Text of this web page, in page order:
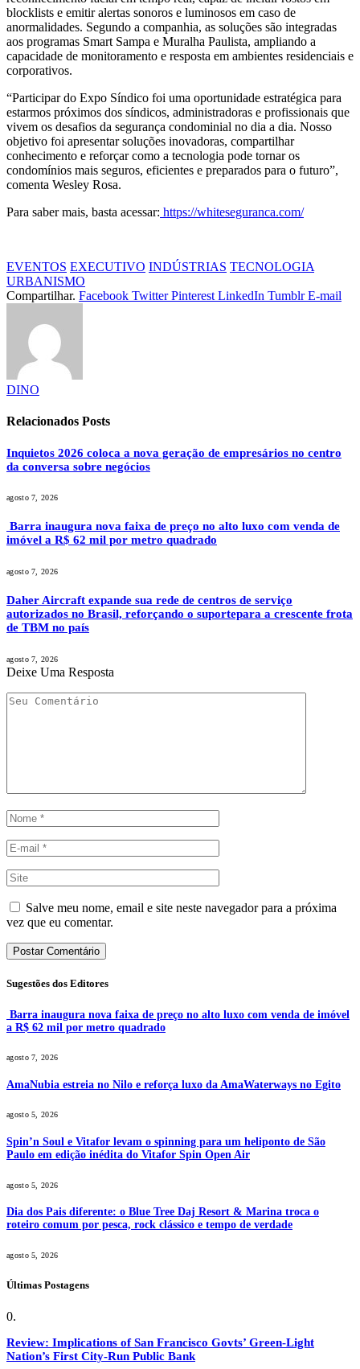
blocklists e emitir alertas sonoros e luminosos em caso de
anormalidades. Segundo a companhia, as soluções são integradas
aos programas Smart Sampa e Muralha Paulista, ampliando a
capacidade de monitoramento e resposta em ambientes residenciais e
corporativos.
“Participar do Expo Síndico foi uma oportunidade estratégica para
estarmos próximos dos síndicos, administradoras e profissionais que
vivem os desafios da segurança condominial no dia a dia. Nosso
objetivo foi apresentar soluções inovadoras, compartilhar
conhecimento e reforçar como a tecnologia pode tornar os
condomínios mais seguros, eficientes e preparados para o futuro”,
comenta Wesley Rosa.
Para saber mais, basta acessar: https://whiteseguranca.com/
EVENTOS EXECUTIVO INDÚSTRIAS TECNOLOGIA
URBANISMO
Compartilhar. Facebook Twitter Pinterest LinkedIn Tumblr E-mail
DINO
Relacionados Posts
Inquietos 2026 coloca a nova geração de empresários no centro
da conversa sobre negócios
agosto 7, 2026
Barra inaugura nova faixa de preço no alto luxo com venda de
imóvel a R$ 62 mil por metro quadrado
agosto 7, 2026
Daher Aircraft expande sua rede de centros de serviço
autorizados no Brasil, reforçando o suportepara a crescente frota
de TBM no país
agosto 7, 2026
Deixe Uma Resposta
Salve meu nome, email e site neste navegador para a próxima
vez que eu comentar.
Sugestões dos Editores
Barra inaugura nova faixa de preço no alto luxo com venda de imóvel
a R$ 62 mil por metro quadrado
agosto 7, 2026
AmaNubia estreia no Nilo e reforça luxo da AmaWaterways no Egito
agosto 5, 2026
Spin’n Soul e Vitafor levam o spinning para um heliponto de São
Paulo em edição inédita do Vitafor Spin Open Air
agosto 5, 2026
Dia dos Pais diferente: o Blue Tree Daj Resort & Marina troca o
roteiro comum por pesca, rock clássico e tempo de verdade
agosto 5, 2026
Últimas Postagens
Review: Implications of San Francisco Govts’ Green-Light
Nation’s First City-Run Public Bank